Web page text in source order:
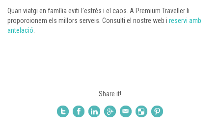
Quan viatgi en família eviti l’estrès i el caos. A Premium Traveller li
proporcionem els millors serveis. Consulti el nostre web i reservi amb
antelació.
Share it!